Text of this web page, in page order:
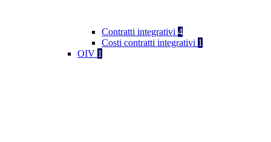
Contratti integrativi 4
Costi contratti integrativi 1
OIV 1